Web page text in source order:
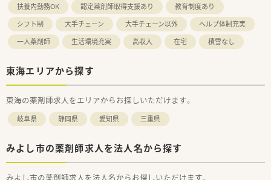
扶養内勤務OK
認定薬剤師取得支援あり
教育制度あり
シフト制
大手チェーン 大手チェーン以外
ヘルプ体制充実
一人薬剤師
生活環境充実 高収入 在宅 積雪なし
東海エリアから探す
東海の薬剤師求人をエリアからお探しいただけます。
岐阜県 静岡県 愛知県 三重県
みよし市の薬剤師求人を法人名から探す
みよし市の薬剤師求人を法人名からお探しいただけます。